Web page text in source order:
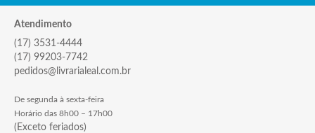
Atendimento
(17) 3531-4444
(17) 99203-7742
pedidos@livrarialeal.com.br
De segunda à sexta-feira
Horário das 8h00 – 17h00
(Exceto feriados)